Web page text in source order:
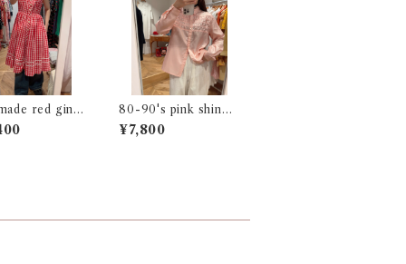
red ging
80-90's pink shiny
blouse
¥7,800